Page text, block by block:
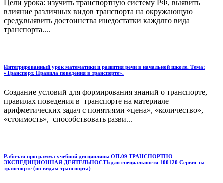
Цели урока: изучить транспортную систему РФ, выявить
влияние различных видов транспорта на окружающую
среду,выявить достоинства инедостатки каждлго вида
транспорта....
Интегрированный урок математики и развития речи в начальной школе. Тема:
«Транспорт. Правила поведения в транспорте».
Создание условий для формирования знаний о транспорте,
правилах поведения в транспорте на материале
арифметических задач с понятиями «цена», «количество»,
«стоимость», способствовать разви...
Рабочая программа учебной дисциплины ОП.09 ТРАНСПОРТНО-
ЭКСПЕДИЦИОННАЯ ДЕЯТЕЛЬНОСТЬ для специальности 100120 Сервис на
транспорте (по видам транспорта)